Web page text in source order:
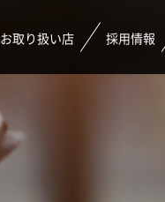
お取り扱い店 採用情報